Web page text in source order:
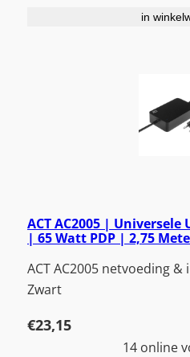
in
ACT AC2005 | Universele
| 65 Watt PDP | 2,75
ACT AC2005 netvoeding
Zwart
€23,15
14 online